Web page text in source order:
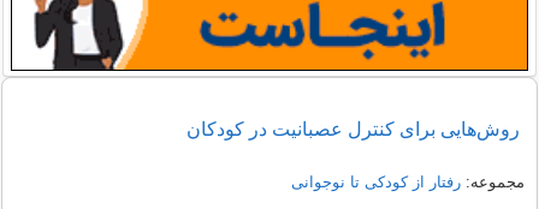
روش‌هایی برای کنترل عصبانیت در کودکان
مجموعه:رفتار از کودکی تا نوجوانی